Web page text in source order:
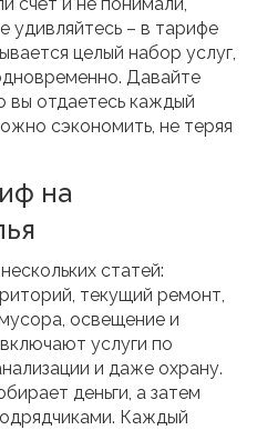
удивляйтесь – в тарифе
целый набор услуг,
Давайте
вы отдаетесь каждый
сэкономить, не теряя
на
статей:
текущий ремонт,
освещение и
услуги по
и даже охрану.
деньги, а затем
Каждый